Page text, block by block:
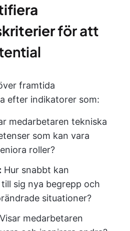
för att
framtida
efter indikatorer som:
medarbetaren tekniska
som kan vara
roller?
Hur snabbt kan
sig nya begrepp och
situationer?
Visar medarbetaren